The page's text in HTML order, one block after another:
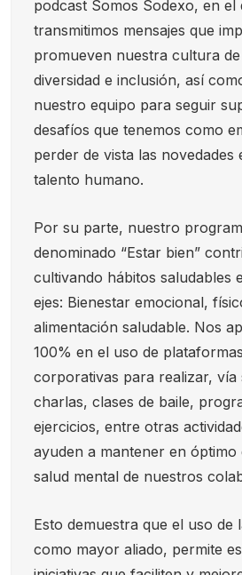
podcast Somos Sodexo, en el
transmitimos mensajes que
promueven nuestra cultura de
diversidad e inclusión, así
nuestro equipo para seguir
desafíos que tenemos como
perder de vista las novedades
talento humano.
Por su parte, nuestro
denominado “Estar bien”
cultivando hábitos saludables
ejes: Bienestar emocional,
alimentación saludable. Nos
100% en el uso de
corporativas para realizar, vía
charlas, clases de baile,
ejercicios, entre otras
ayuden a mantener en óptimo
salud mental de nuestros
Esto demuestra que el uso de
como mayor aliado, permite